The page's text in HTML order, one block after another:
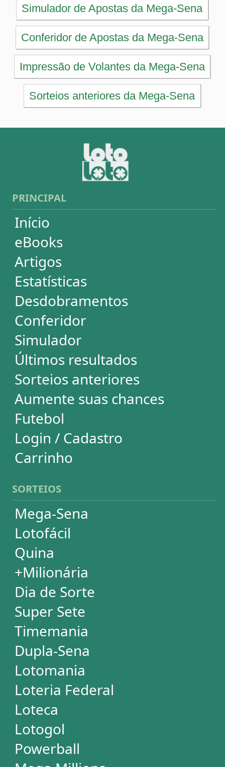
Login / Cadastro
Carrinho
SORTEIOS
Mega-Sena
Lotofácil
Dupla-Sena
Lotomania
Loteria Federal
Loteca
Lotogol
Powerball
Mega Millions
Euromillions
ESTATÍSTICAS
Mega-Sena
Lotofácil
Quina
+Milionária
Dia de Sorte
Super Sete
Timemania
Dupla-Sena
Lotomania
Powerball
Mega Millions
Euromillions
DESDOBRAMENTOS
Mega-Sena
Lotofácil
Quina
+Milionária
Dia de Sorte
Timemania
Dupla-Sena
Lotomania
Super Sete